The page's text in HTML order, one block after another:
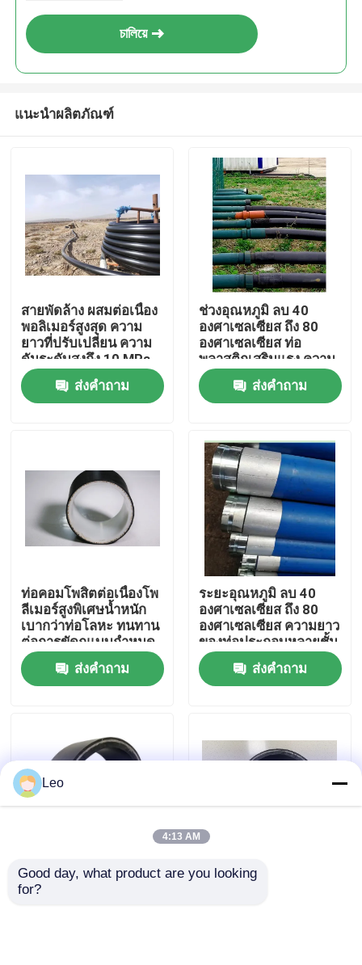
ผลิตภัณฑ์
แสดง VR
เกี่ยวกับเรา
ควบคุมคุณภาพ
ติดต่อเรา
চালিয়ে
แนะนำผลิตภัณฑ์
สายพัดล้าง ผสมต่อเนื่อง
พอลิเมอร์สูงสุด ความ
ยาวที่ปรับเปลี่ยน ความ
ดันระดับสูงถึง 10 MPa
ออกแบบเพื่อขนส่ง
ของเหลว ส่งคำถาม
ช่วงอุณหภูมิ ลบ 40
องศาเซลเซียส ถึง 80
องศาเซลเซียส ท่อ
พลาสติกเสริมแรง ความ
ยาวปรับแต่งได้ เหมาะ
สำหรับเครือข่ายการกระ
จายน้ำมัน ก๊าซ และน้ำ
ส่งคำถาม
ท่อคอมโพสิตต่อเนื่องโพ
ลีเมอร์สูงพิเศษน้ำหนัก
เบากว่าท่อโลหะ ทนทาน
ต่อการขัดถูแบบกำหนด
เอง โซลูชันทนทานสูง
ส่งคำถาม
ระยะอุณหภูมิ ลบ 40
องศาเซลเซียส ถึง 80
องศาเซลเซียส ความยาว
ของท่อประกอบหลายชั้น
ปกติสูงถึง 12 เมตร
ส่งคำถาม
ท่อคอนกรีตเสริมเหล็กที่
มีเส้นใยทนทานต่อการ
ความดันสูงและรัศมีโค้ง
Leo
4:13 AM
Good day, what product are you looking
for?